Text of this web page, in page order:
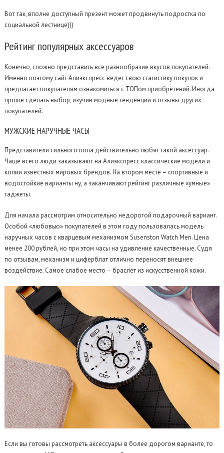
Вот так, вполне доступный презент может продвинуть подростка по
социальной лестнице)))
Рейтингпопулярных аксессуаров
Конечно, сложно представить все разнообразие вкусов покупателей.
Именно поэтому сайт Алиэкспресс ведет свою статистику покупок и
предлагает покупателям ознакомиться с ТОПом приобретений. Иногда
проще сделать выбор, изучив модные тенденции и отзывы других
покупателей.
МУЖСКИЕНАРУЧНЫЕ ЧАСЫ
Представители сильного пола действительно любят такой аксессуар.
Чаще всего люди заказывают на Алиэкспресс классические модели и
копии известных мировых брендов. На втором месте – спортивные и
водостойкие варианты ну, а заканчивают рейтинг различные «умные»
гаджеты.
Для начала рассмотрим относительно недорогой подарочный вариант.
Особой «любовью» покупателей в этом году пользовалась модель
наручных часов с кварцевым механизмом Susenston Watch Men. Цена
менее 200 рублей, но при этом часы на удивление качественные. Судя
по отзывам, механизм и циферблат отлично переносят внешнее
воздействие. Самое слабое место – браслет из искусственной кожи.
Если вы готовы рассмотреть аксессуары в более дорогом варианте, то